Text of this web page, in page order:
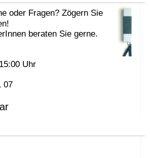
oder Fragen? Zögern Sie
beraten Sie gerne.
Uhr
07